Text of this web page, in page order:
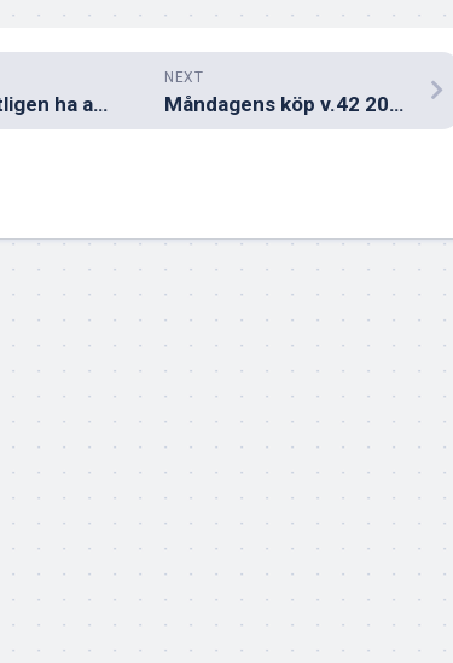
NEXT
Måndagens köp v.42 2021
Vem vill egentligen ha aktier i Industrivärden?